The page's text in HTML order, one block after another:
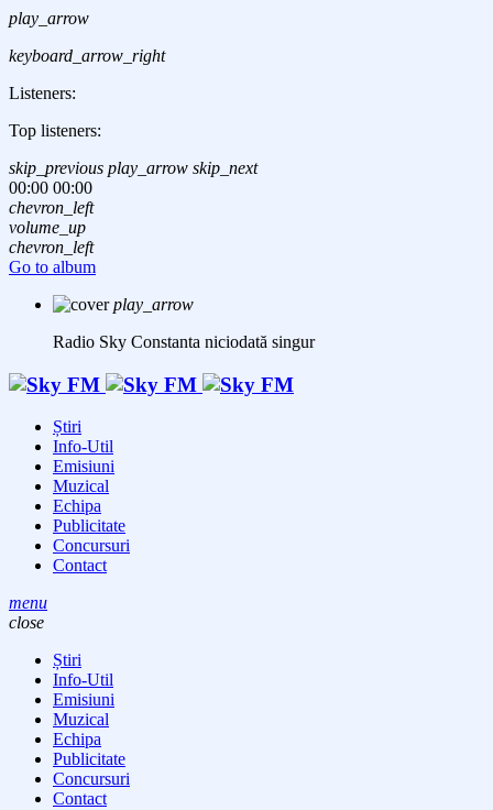
play_arrow
keyboard_arrow_right
Listeners:
Top listeners:
skip_previous play_arrow skip_next
00:00 00:00
chevron_left
volume_up
chevron_left
Go to album
play_arrow
Radio Sky Constanta niciodată singur
Știri
Info-Util
Emisiuni
Muzical
Echipa
Publicitate
Concursuri
Contact
menu
close
Știri
Info-Util
Emisiuni
Muzical
Echipa
Publicitate
Concursuri
Contact